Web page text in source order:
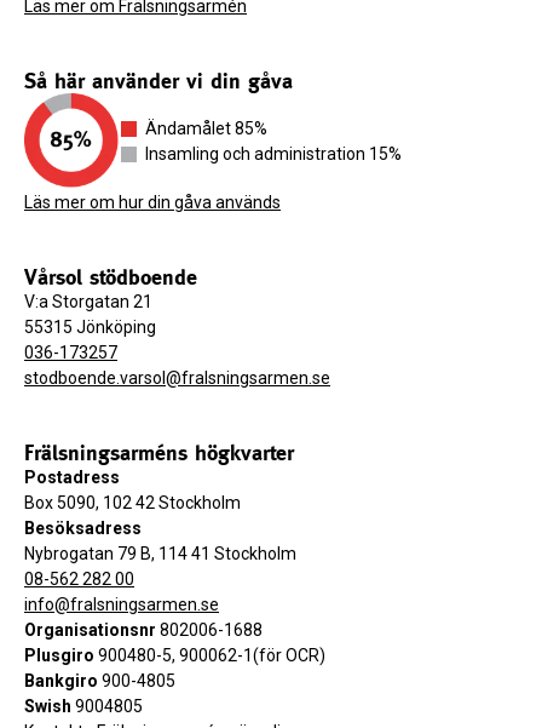
Läs mer om Frälsningsarmén
Så här använder vi din gåva
Ändamålet 85%
Insamling och administration 15%
Läs mer om hur din gåva används
Vårsol stödboende
V:a Storgatan 21
55315 Jönköping
036-173257
stodboende.varsol@fralsningsarmen.se
Frälsningsarméns högkvarter
Postadress
Box 5090, 102 42 Stockholm
Besöksadress
Nybrogatan 79 B, 114 41 Stockholm
08-562 282 00
info@fralsningsarmen.se
Organisationsnr 802006-1688
Plusgiro 900480-5, 900062-1(för OCR)
Bankgiro 900-4805
Swish 9004805